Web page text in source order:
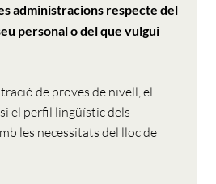
administracions respecte del
personal o del que vulgui
de proves de nivell, el
el perfil lingüístic dels
les necessitats del lloc de